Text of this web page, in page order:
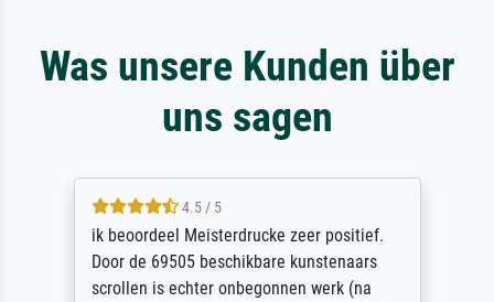
Was unsere Kunden über
uns sagen
4.5 / 5
ik beoordeel Meisterdrucke zeer positief.
Door de 69505 beschikbare kunstenaars
scrollen is echter onbegonnen werk (na